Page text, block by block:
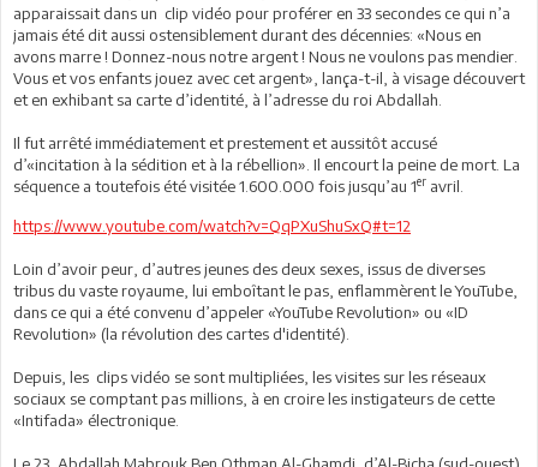
apparaissait dans un clip vidéo pour proférer en 33 secondes ce qui n’a
jamais été dit aussi ostensiblement durant des décennies: «Nous en
avons marre ! Donnez-nous notre argent ! Nous ne voulons pas mendier.
Vous et vos enfants jouez avec cet argent», lança-t-il, à visage découvert
et en exhibant sa carte d’identité, à l’adresse du roi Abdallah.
Il fut arrêté immédiatement et prestement et aussitôt accusé
d’«incitation à la sédition et à la rébellion». Il encourt la peine de mort. La
séquence a toutefois été visitée 1.600.000 fois jusqu’au 1er avril.
https://www.youtube.com/watch?v=QqPXuShuSxQ#t=12
Loin d’avoir peur, d’autres jeunes des deux sexes, issus de diverses
tribus du vaste royaume, lui emboîtant le pas, enflammèrent le YouTube,
dans ce qui a été convenu d’appeler «YouTube Revolution» ou «ID
Revolution» (la révolution des cartes d'identité).
Depuis, les clips vidéo se sont multipliées, les visites sur les réseaux
sociaux se comptant pas millions, à en croire les instigateurs de cette
«Intifada» électronique.